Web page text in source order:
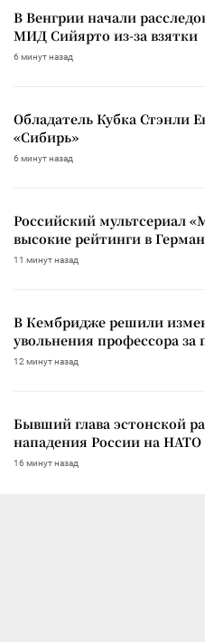
В Венгрии начали
МИД Сийярто из-за взятки
6 минут назад
Обладатель Кубка Стэнли
«Сибирь»
6 минут назад
Российский мультсериал
высокие рейтинги в
11 минут назад
В Кембридже решили
увольнения профессора за
12 минут назад
Бывший глава эстонской
нападения России на НАТО
16 минут назад